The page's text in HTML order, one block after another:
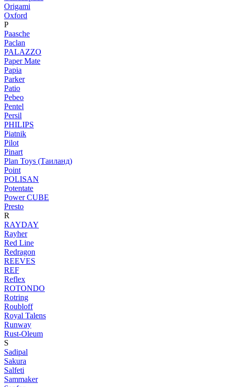
Origami
Oxford
P
Paasche
Paclan
PALAZZO
Paper Mate
Papia
Parker
Patio
Pebeo
Pentel
Persil
PHILIPS
Piatnik
Pilot
Pinart
Plan Toys (Таиланд)
Point
POLISAN
Potentate
Power CUBE
Presto
R
RAYDAY
Rayher
Red Line
Redragon
REEVES
REF
Reflex
ROTONDO
Rotring
Roubloff
Royal Talens
Runway
Rust-Oleum
S
Sadipal
Sakura
Salfeti
Sammaker